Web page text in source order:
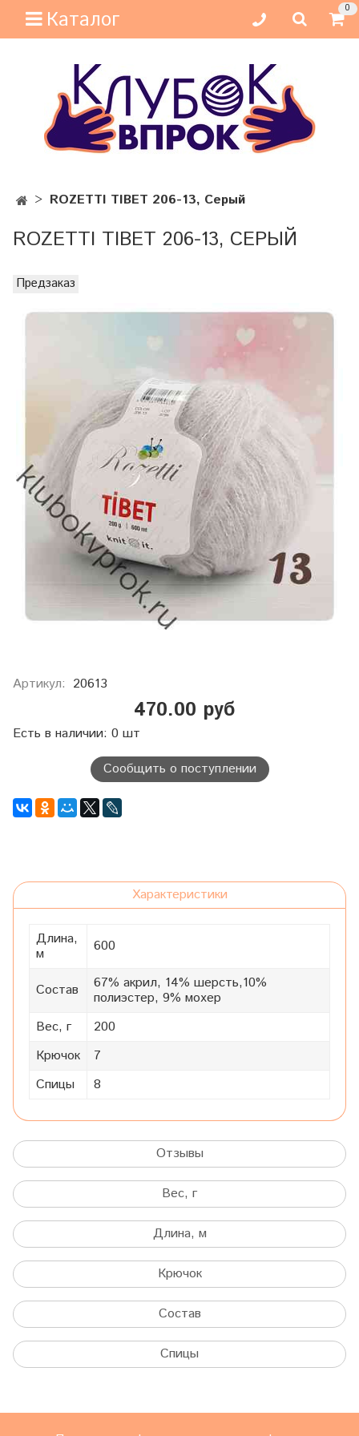
Каталог 0
ROZETTI TIBET 206-13, Серый
ROZETTI TIBET 206-13, СЕРЫЙ
Предзаказ
Артикул: 20613
470.00 руб
Есть в наличии: 0 шт
Сообщить о поступлении
Характеристики
Длина,
м
600
Состав
67% акрил, 14% шерсть,10%
полиэстер, 9% мохер
Вес, г
200
Крючок
7
Спицы
8
Отзывы
Вес, г
Длина, м
Крючок
Состав
Спицы